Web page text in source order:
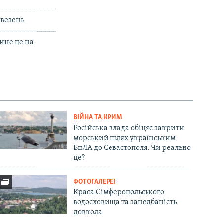
це на
ВІЙНА ТА КРИМ
Російська влада обіцяє закрити
морський шлях українським
БпЛА до Севастополя. Чи реально
це?
ФОТОГАЛЕРЕЇ
Краса Сімферопольського
водосховища та занедбаність
довкола